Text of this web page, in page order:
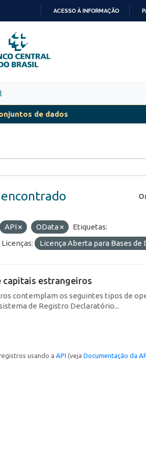
PARA
O
CONTEÚDO
ACESSO À INFORMAÇÃO
de dados
API OData
Etiquetas:
Licenças: Licença Aberta para Bases de
capitais estrangeiros
contemplam os seguintes tipos de
de Registro Declaratório...
usando a API (veja Documentação da